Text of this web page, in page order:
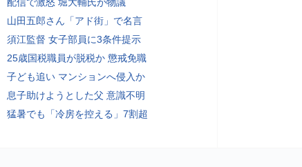
配信で激怒 堀大輔氏が物議
山田五郎さん「アド街」で名言
須江監督 女子部員に3条件提示
25歳国税職員が脱税か 懲戒免職
子ども追い マンションへ侵入か
息子助けようとした父 意識不明
猛暑でも「冷房を控える」7割超